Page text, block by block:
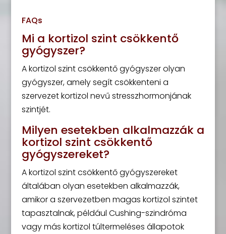
FAQs
Mi a kortizol szint csökkentő
gyógyszer?
A kortizol szint csökkentő gyógyszer olyan
gyógyszer, amely segít csökkenteni a
szervezet kortizol nevű stresszhormonjának
szintjét.
Milyen esetekben alkalmazzák a
kortizol szint csökkentő
gyógyszereket?
A kortizol szint csökkentő gyógyszereket
általában olyan esetekben alkalmazzák,
amikor a szervezetben magas kortizol szintet
tapasztalnak, például Cushing-szindróma
vagy más kortizol túltermeléses állapotok